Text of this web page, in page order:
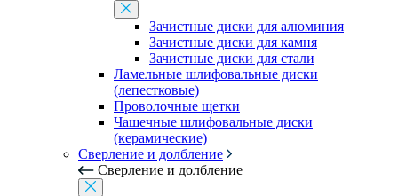
Зачистные диски для алюминия
Зачистные диски для камня
Зачистные диски для стали
Ламельные шлифовальные диски
(лепестковые)
Проволочные щетки
Чашечные шлифовальные диски
(керамические)
Сверление и долбление
Сверление и долбление